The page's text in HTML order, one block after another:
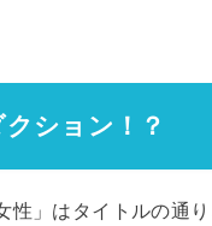
ション！？
性」はタイトルの通